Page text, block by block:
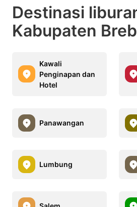
Destinasi
Kabupaten
Kawali
Penginapan dan
Hotel
Panawangan
Lumbung